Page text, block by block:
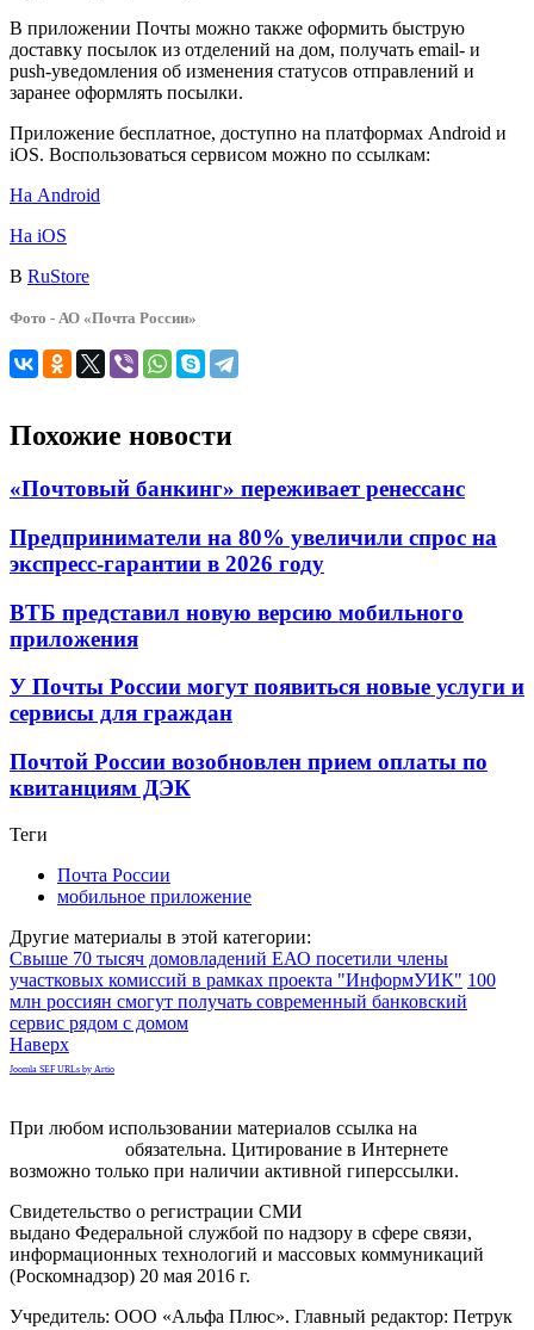
В приложении Почты можно также оформить быструю
доставку посылок из отделений на дом, получать email- и
push-уведомления об изменения статусов отправлений и
заранее оформлять посылки.
Приложение бесплатное, доступно на платформах Android и
iOS. Воспользоваться сервисом можно по ссылкам:
На Android
На iOS
В RuStore
Фото - АО «Почта России»
Похожие новости
«Почтовый банкинг» переживает ренессанс
Предприниматели на 80% увеличили спрос на
экспресс-гарантии в 2026 году
ВТБ представил новую версию мобильного
приложения
У Почты России могут появиться новые услуги и
сервисы для граждан
Почтой России возобновлен прием оплаты по
квитанциям ДЭК
Теги
Почта России
мобильное приложение
Другие материалы в этой категории:
Свыше 70 тысяч домовладений ЕАО посетили члены
участковых комиссий в рамках проекта "ИнформУИК" 100
млн россиян смогут получать современный банковский
сервис рядом с домом
Наверх
Joomla SEF URLs by Artio
При любом использовании материалов ссылка на
обязательна. Цитирование в Интернете
возможно только при наличии активной гиперссылки.
Свидетельство о регистрации СМИ
выдано Федеральной службой по надзору в сфере связи,
информационных технологий и массовых коммуникаций
(Роскомнадзор) 20 мая 2016 г.
Учредитель: ООО «Альфа Плюс». Главный редактор: Петрук